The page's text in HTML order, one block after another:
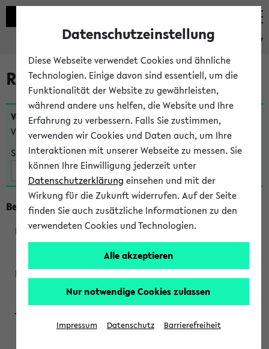
eKVV
Raumänderungen
Veranstaltungen , bei denen sich nach dem24.07.2026
Veranstaltungsorte geändert haben:
Suche:
Beginn um 8 Uhr
219801
SONDERTERMINE CHEMIE
Datenschutzeinstellung
Diese Webseite verwendet Cookies und ähnliche
Technologien. Einige davon sind essentiell, um die
Funktionalität der Website zu gewährleisten,
während andere uns helfen, die Website und Ihre
Erfahrung zu verbessern. Falls Sie zustimmen,
verwenden wir Cookies und Daten auch, um Ihre
Interaktionen mit unserer Webseite zu messen. Sie
können Ihre Einwilligung jederzeit unter
Datenschutzerklärung einsehen und mit der
Wirkung für die Zukunft widerrufen. Auf der Seite
finden Sie auch zusätzliche Informationen zu den
verwendeten Cookies und Technologien.
Alle akzeptieren
Nur notwendige Cookies zulassen
Impressum Datenschutz Barrierefreiheit